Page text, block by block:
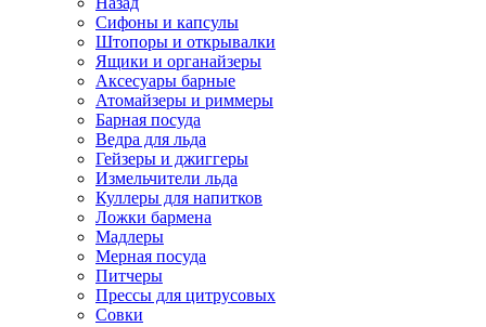
Сифоны и капсулы
Штопоры и открывалки
Ящики и органайзеры
Аксесуары барные
Атомайзеры и риммеры
Барная посуда
Ведра для льда
Гейзеры и джиггеры
Измельчители льда
Куллеры для напитков
Ложки бармена
Мадлеры
Мерная посуда
Питчеры
Прессы для цитрусовых
Совки